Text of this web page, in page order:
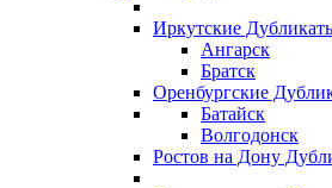
Иркутские
Ангарск
Братск
Оренбургские
Батайск
Волгодонск
Ростов на Дону